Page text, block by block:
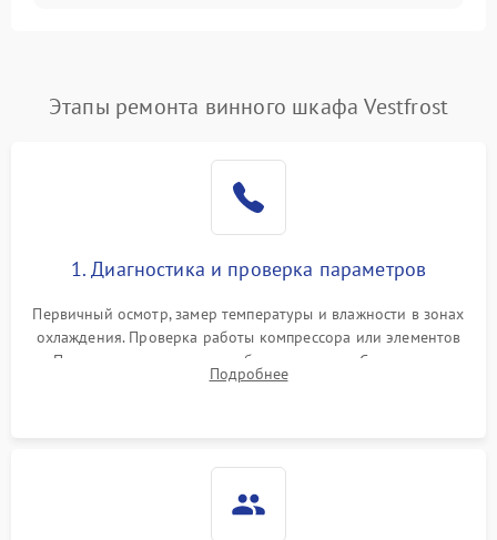
Этапы ремонта винного шкафа Vestfrost
1. Диагностика и проверка параметров
Первичный осмотр, замер температуры и влажности в зонах
охлаждения. Проверка работы компрессора или элементов
Пельтье, оценка уровня вибрации и шума. Считывание
ошибок с модуля управления.
Подробнее